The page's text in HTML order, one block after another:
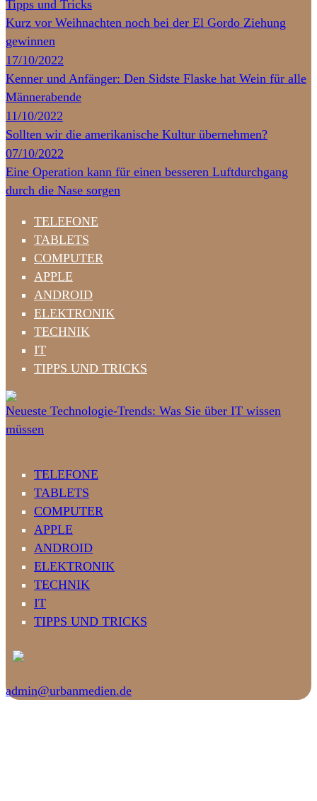
Tipps und Tricks
Kurz vor Weihnachten noch bei der El Gordo Ziehung
gewinnen
17/10/2022
Kenner und Anfänger: Den Sidste Flaske hat Wein für alle
Männerabende
11/10/2022
Sollten wir die amerikanische Kultur übernehmen?
07/10/2022
Eine Operation kann für einen besseren Luftdurchgang
durch die Nase sorgen
TELEFONE
TABLETS
COMPUTER
APPLE
ANDROID
ELEKTRONIK
TECHNIK
IT
TIPPS UND TRICKS
Neueste Technologie-Trends: Was Sie über IT wissen
müssen
TELEFONE
TABLETS
COMPUTER
APPLE
ANDROID
ELEKTRONIK
TECHNIK
IT
TIPPS UND TRICKS
admin@urbanmedien.de